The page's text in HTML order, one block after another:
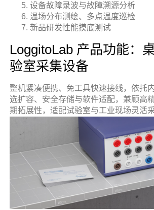
设备故障录波与故障溯源分析
温场分布测绘、多点温度巡检
新品研发性能摸底测试
LoggitoLab 产品功能：
验室采集设备
整机紧凑便携、免工具快速接线，依托
选扩容、安全存储与软件适配，兼顾高
期拓展性，适配试验室与工业现场灵活采